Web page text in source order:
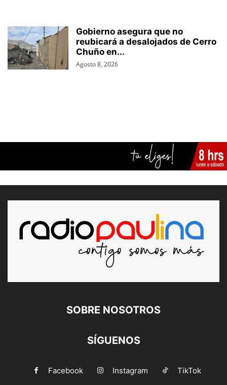
Gobierno asegura que no
reubicará a desalojados de Cerro
Chuño en...
Agosto 8, 2026
SOBRE NOSOTROS
SÍGUENOS
Facebook Instagram TikTok